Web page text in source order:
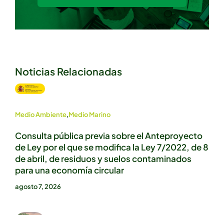
Noticias Relacionadas
Medio Ambiente,Medio Marino
Consulta pública previa sobre el Anteproyecto
de Ley por el que se modifica la Ley 7/2022, de 8
de abril, de residuos y suelos contaminados
para una economía circular
agosto 7, 2026